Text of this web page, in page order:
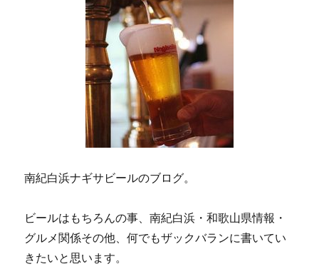
南紀白浜ナギサビールのブログ。
ビールはもちろんの事、南紀白浜・和歌山県情報・
グルメ関係その他、何でもザックバランに書いてい
きたいと思います。